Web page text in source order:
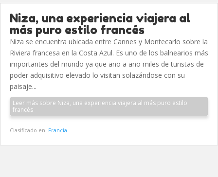
Niza, una experiencia viajera al
más puro estilo francés
Niza se encuentra ubicada entre Cannes y Montecarlo sobre la
Riviera francesa en la Costa Azul. Es uno de los balnearios más
importantes del mundo ya que año a año miles de turistas de
poder adquisitivo elevado lo visitan solazándose con su
paisaje...
Leer más sobre Niza, una experiencia viajera al más puro estilo
francés
Clasificado en: Francia